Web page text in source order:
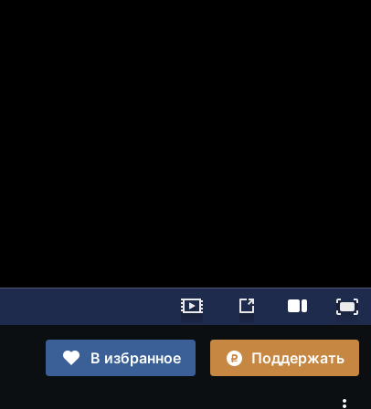
В избранное
Поддержать